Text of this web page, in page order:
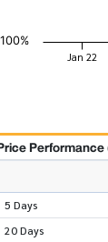
5 Days
20 Days